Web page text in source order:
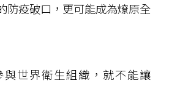
防疫破口，更可能成為燎原全
世界衛生組織，就不能讓